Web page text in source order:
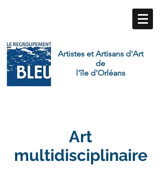
Artistes et Artisans d'Art
de
l'île d'Orléans
Art
multidisciplinaire